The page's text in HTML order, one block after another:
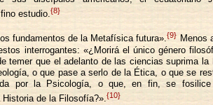
estudio.{8}
fundamentos de la Metafísica futura».{9} Menos
interrogantes: «¿Morirá el único género
temer que el adelanto de las ciencias suprima
o que pase a serlo de la Ética, o que se
por la Psicología, o que, en fin, se fosilice
de la Filosofía?».{10}